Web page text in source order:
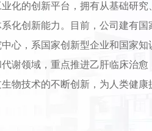
化的创新平台，拥有从基础研究
化创新能力。目前，公司建有国
心，系国家创新型企业和国家知
谢领域，重点推进乙肝临床治愈
物技术的不断创新，为人类健康